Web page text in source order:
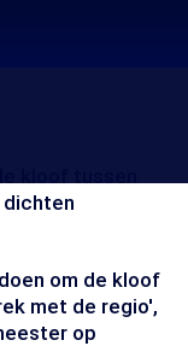
om de kloof
met de regio',
op